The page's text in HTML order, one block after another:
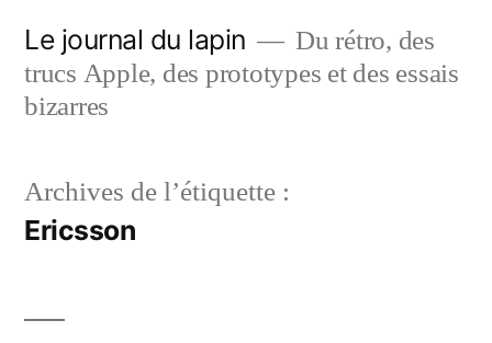
contenu
Le journal du lapin
Du rétro, des
trucs Apple, des prototypes et des essais
bizarres
Archives de l’étiquette :
Ericsson